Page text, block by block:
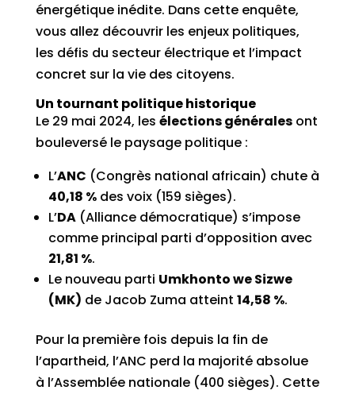
énergétique inédite. Dans cette enquête,
vous allez découvrir les enjeux politiques,
les défis du secteur électrique et l’impact
concret sur la vie des citoyens.
Un tournant politique historique
Le 29 mai 2024, les élections généralesont
bouleversé le paysage politique :
L’ANC (Congrès national africain) chute à
40,18 %des voix (159 sièges).
L’DA(Alliance démocratique) s’impose
comme principal parti d’opposition avec
21,81 %.
Le nouveau parti Umkhonto we Sizwe
(MK) de Jacob Zuma atteint 14,58 %.
Pour la première fois depuis la fin de
l’apartheid, l’ANC perd la majorité absolue
à l’Assemblée nationale (400 sièges). Cette